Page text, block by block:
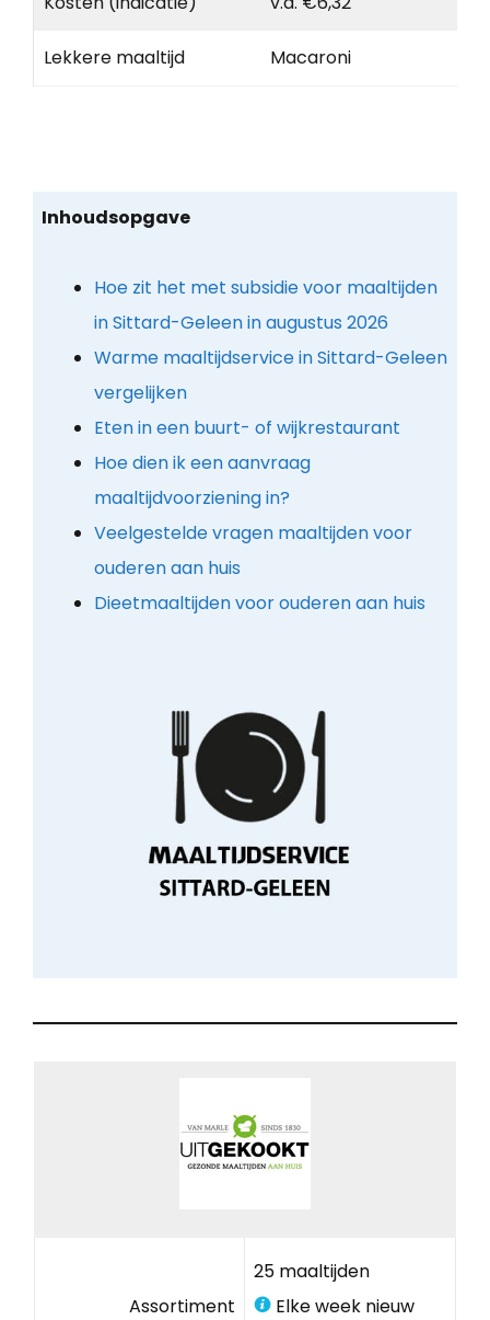
Lekkere maaltijd Macaroni
Inhoudsopgave
Hoe zit het met subsidie voor maaltijden
in Sittard-Geleen in augustus 2026
Warme maaltijdservice in Sittard-Geleen
vergelijken
Eten in een buurt- of wijkrestaurant
Hoe dien ik een aanvraag
maaltijdvoorziening in?
Veelgestelde vragen maaltijden voor
ouderen aan huis
Dieetmaaltijden voor ouderen aan huis
Assortiment
25 maaltijden
Elke week nieuw